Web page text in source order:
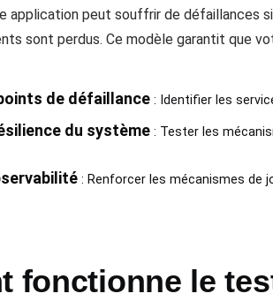
application peut souffrir de défaillances
sont perdus. Ce modèle garantit que
de défaillance: Identifier les
du système: Tester les
: Renforcer les mécanismes de
fonctionne le